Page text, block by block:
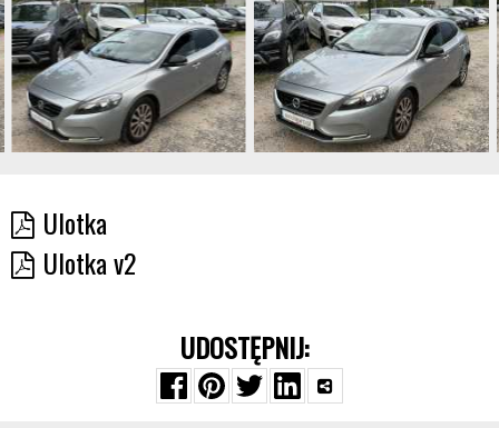
Ulotka
Ulotka v2
UDOSTĘPNIJ: